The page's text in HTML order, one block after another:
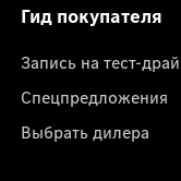
Гид покупателя
Запись на тест-
Спецпредложения
Выбрать дилера